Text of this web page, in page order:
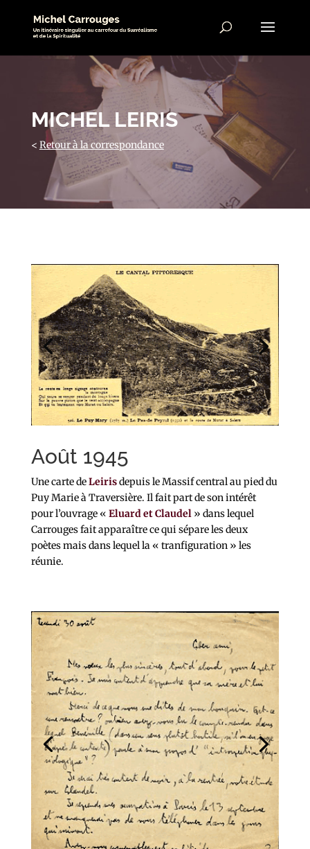
MICHEL LEIRIS
< Retour à la correspondance
Août 1945
Une carte deLeirisdepuis le Massif central au pied du
Puy Marie à Traversière. Il fait part de son intérêt
pour l’ouvrage « Eluard et Claudel» dans lequel
Carrouges fait apparaître ce qui sépare les deux
poètes mais dans lequel la « tranfiguration » les
réunie.